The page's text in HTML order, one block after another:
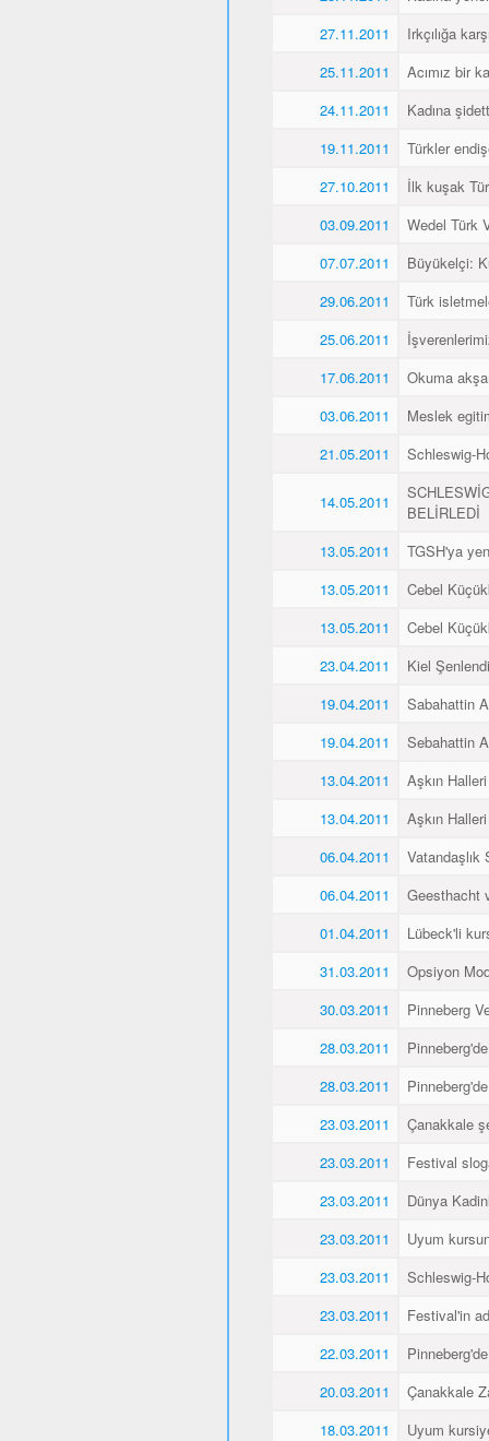
27.11.2011
Irkçılığa
25.11.2011
Acımız bir
24.11.2011
Kadına
19.11.2011
Türkler
27.10.2011
İlk kuşak
03.09.2011
Wedel Türk
07.07.2011
Büyükelçi:
29.06.2011
Türk
25.06.2011
17.06.2011
Okuma
03.06.2011
Meslek
21.05.2011
Schleswig-
14.05.2011
BELİRLEDİ
13.05.2011
TGSH'ya
13.05.2011
Cebel
13.05.2011
Cebel
23.04.2011
Kiel Şenlendi
19.04.2011
Sabahattin
19.04.2011
Sebahattin
13.04.2011
Aşkın Halleri
13.04.2011
Aşkın
06.04.2011
Vatandaşlık
06.04.2011
Geesthacht
01.04.2011
Lübeck'li
31.03.2011
Opsiyon
30.03.2011
Pinneberg
28.03.2011
28.03.2011
23.03.2011
Çanakkale
23.03.2011
Festival
23.03.2011
Dünya
23.03.2011
Uyum
23.03.2011
Schleswig-
23.03.2011
Festival'in
22.03.2011
20.03.2011
Çanakkale
18.03.2011
Uyum